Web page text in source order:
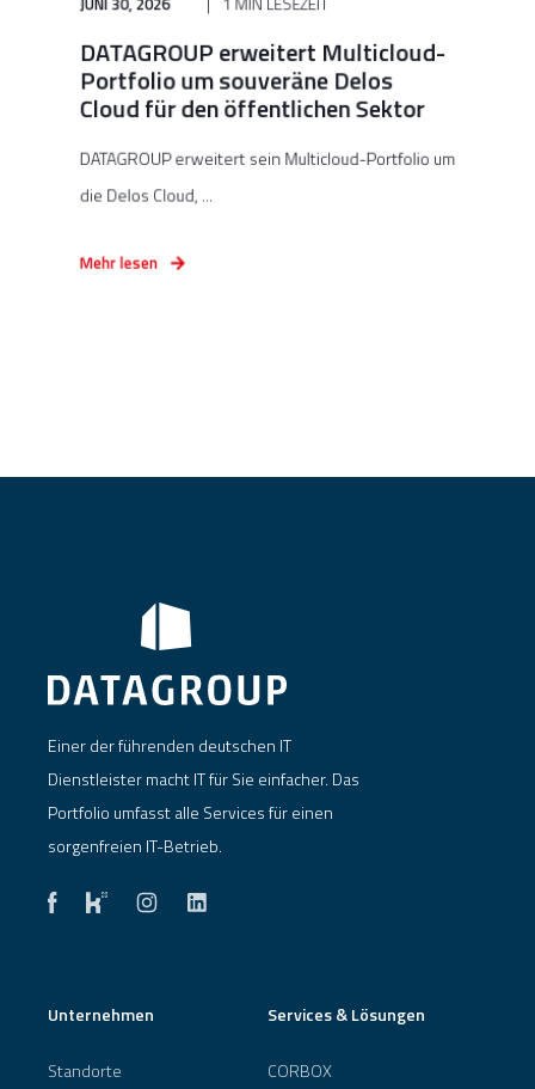
DATAGROUP erweitert Multicloud-
Portfolio um souveräne Delos
Cloud für den öffentlichen Sektor
DATAGROUP erweitert sein Multicloud-Portfolio um
die Delos Cloud, ...
Mehr lesen
Einer der führenden deutschen IT
Dienstleister macht IT für Sie einfacher. Das
Portfolio umfasst alle Services für einen
sorgenfreien IT-Betrieb.
Unternehmen
Standorte
Services & Lösungen
CORBOX